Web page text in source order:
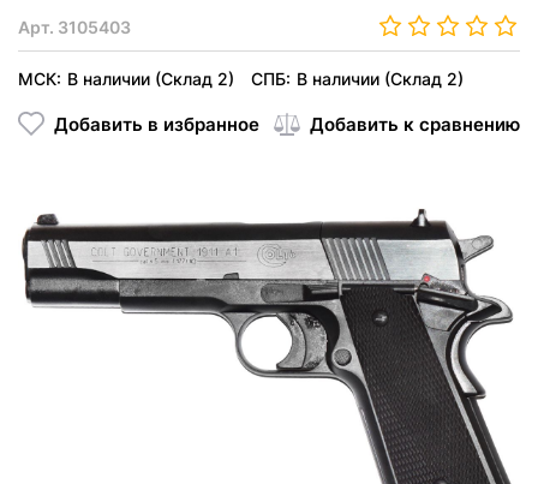
Арт. 3105403
МСК: В наличии (Склад 2) СПБ: В наличии (Склад 2)
Добавить в избранное Добавить к сравнению